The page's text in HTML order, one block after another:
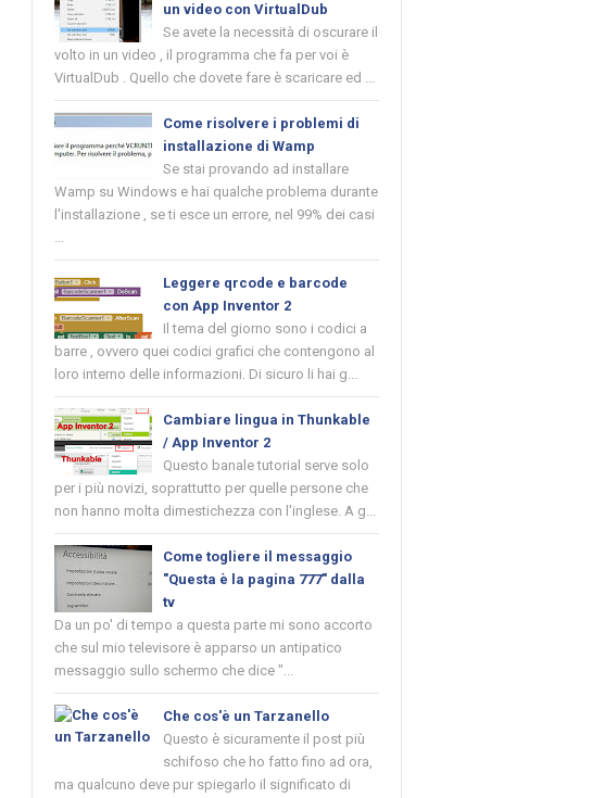
un video con VirtualDub
Se avete la necessità di oscurare il
volto in un video , il programma che fa per voi è
VirtualDub . Quello che dovete fare è scaricare ed ...
Come risolvere i problemi di
installazione di Wamp
Se stai provando ad installare
Wamp su Windows e hai qualche problema durante
l'installazione , se ti esce un errore, nel 99% dei casi
...
Leggere qrcode e barcode
con App Inventor 2
Il tema del giorno sono i codici a
barre , ovvero quei codici grafici che contengono al
loro interno delle informazioni. Di sicuro li hai g...
Cambiare lingua in Thunkable
/ App Inventor 2
Questo banale tutorial serve solo
per i più novizi, soprattutto per quelle persone che
non hanno molta dimestichezza con l'inglese. A g...
Come togliere il messaggio
"Questa è la pagina 777" dalla
tv
Da un po' di tempo a questa parte mi sono accorto
che sul mio televisore è apparso un antipatico
messaggio sullo schermo che dice "...
Che cos'è un Tarzanello
Questo è sicuramente il post più
schifoso che ho fatto fino ad ora,
ma qualcuno deve pur spiegarlo il significato di